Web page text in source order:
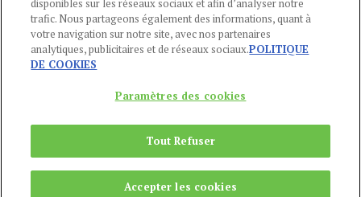
CGU-POLITIQUE DE CONFIDENTIALITÉ -POLITIQUE DES COOKIES
MENTIONS LÉGALES -AIDE
CONTACT
01 44 59 91 11
Du Lundi au Vendredi, 9h-13h et 14h-17h
Copyright © 2024Publications Agora
disponibles sur les réseaux sociaux et afin d’analyser notre
trafic. Nous partageons également des informations, quant à
votre navigation sur notre site, avec nos partenaires
analytiques, publicitaires et de réseaux sociaux.POLITIQUE
DE COOKIES
Paramètres des cookies
Tout Refuser
Accepter les cookies